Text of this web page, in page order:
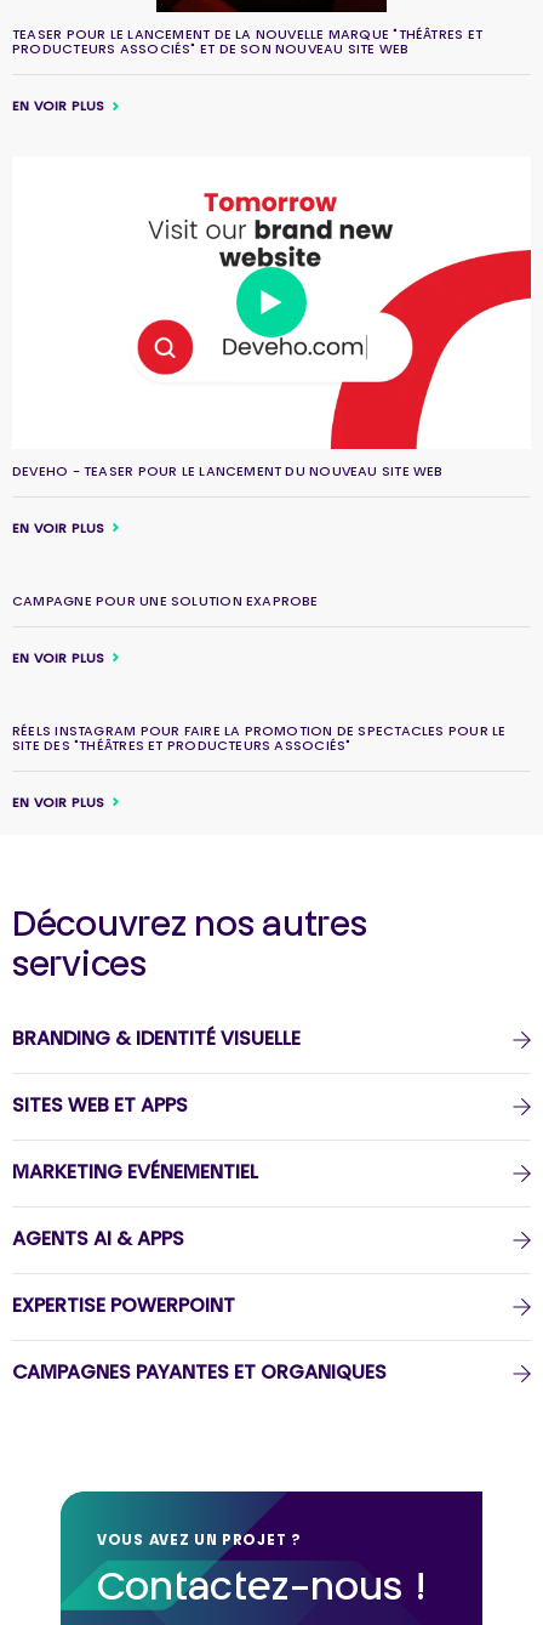
TEASER POUR LE LANCEMENT DE LA NOUVELLE MARQUE "THÉÂTRES ET
PRODUCTEURS ASSOCIÉS" ET DE SON NOUVEAU SITE WEB
EN VOIR PLUS
DEVEHO - TEASER POUR LE LANCEMENT DU NOUVEAU SITE WEB
EN VOIR PLUS
CAMPAGNE POUR UNE SOLUTION EXAPROBE
EN VOIR PLUS
RÉELS INSTAGRAM POUR FAIRE LA PROMOTION DE SPECTACLES POUR LE
SITE DES "THÉÂTRES ET PRODUCTEURS ASSOCIÉS"
EN VOIR PLUS
Découvrez nos autres
services
BRANDING & IDENTITÉ VISUELLE
SITES WEB ET APPS
MARKETING EVÉNEMENTIEL
AGENTS AI & APPS
EXPERTISE POWERPOINT
CAMPAGNES PAYANTES ET ORGANIQUES
VOUS AVEZ UN PROJET ?
Contactez-nous !